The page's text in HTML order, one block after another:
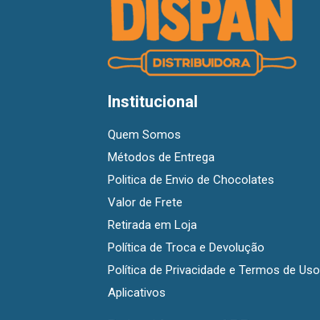
Institucional
Quem Somos
Métodos de Entrega
Politica de Envio de Chocolates
Valor de Frete
Retirada em Loja
Política de Troca e Devolução
Política de Privacidade e Termos de
Aplicativos